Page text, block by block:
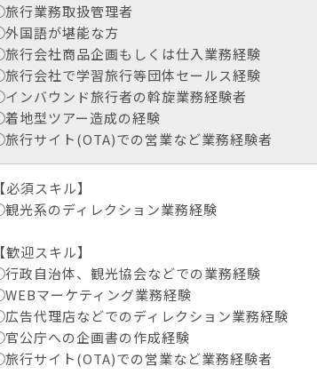
旅行業務取扱管理者
外国語が堪能な方
旅行会社商品企画もしくは仕入業務経験
旅行会社で学習旅行等団体セールス経験
インバウンド旅行者の斡旋業務経験者
着地型ツアー造成の経験
旅行サイト(OTA)での営業など業務経験者
【必須スキル】
観光系のディレクション業務経験
【歓迎スキル】
行政自治体、観光協会などでの業務経験
WEBマーケティング業務経験
広告代理店などでのディレクション業務経験
官公庁への企画書の作成経験
旅行サイト(OTA)での営業など業務経験者